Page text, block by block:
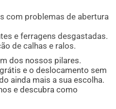
com problemas de abertura
e ferragens desgastadas.
de calhas e ralos.
dos nossos pilares.
e o deslocamento sem
ainda mais a sua escolha.
e descubra como